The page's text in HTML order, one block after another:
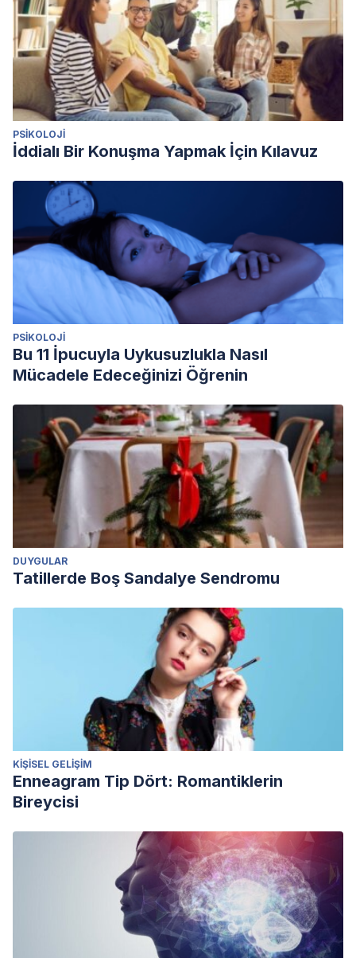
PSIKOLOJI
İddialı Bir Konuşma Yapmak İçin Kılavuz
PSIKOLOJI
Bu 11 İpucuyla Uykusuzlukla Nasıl
Mücadele Edeceğinizi Öğrenin
DUYGULAR
Tatillerde Boş Sandalye Sendromu
KIŞISEL GELIŞIM
Enneagram Tip Dört: Romantiklerin
Bireycisi